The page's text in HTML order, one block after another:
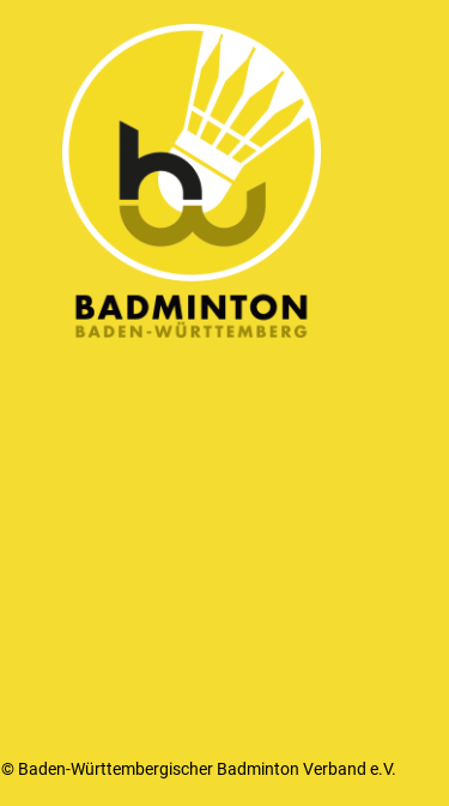
© Baden-Württembergischer Badminton Verband e.V.